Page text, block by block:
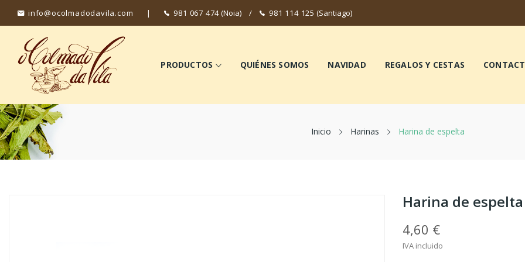
info@ocolmadodavila.com | 981 067 474(Noia) / 981 114 125 (Santiago)
PRODUCTOS QUIÉNES SOMOS NAVIDAD REGALOS Y CESTAS
Inicio Harinas Harina de espelta
Harina de espelta
4,60 €
IVA incluido